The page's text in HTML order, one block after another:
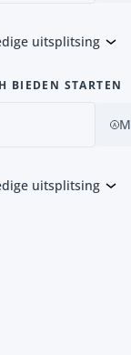
uitsplitsing
BIEDEN STARTEN
uitsplitsing